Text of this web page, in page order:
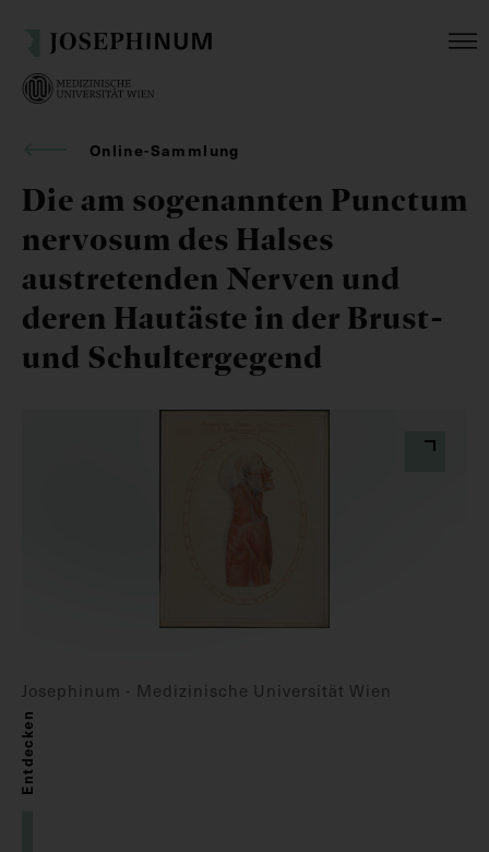
Online-Sammlung
Die am sogenannten Punctum
nervosum des Halses
austretenden Nerven und
deren Hautäste in der Brust-
und Schultergegend
Josephinum - Medizinische Universität Wien
Entdecken